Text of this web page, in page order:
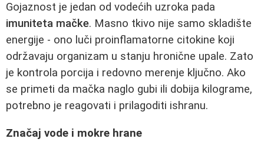
Gojaznost je jedan od vodećih uzroka pada
imuniteta mačke. Masno tkivo nije samo skladište
energije - ono luči proinflamatorne citokine koji
održavaju organizam u stanju hronične upale. Zato
je kontrola porcija i redovno merenje ključno. Ako
se primeti da mačka naglo gubi ili dobija kilograme,
potrebno je reagovati i prilagoditi ishranu.
Značaj vode i mokre hrane